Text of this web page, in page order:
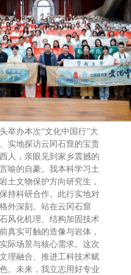
举办本次“文化中国行”大
实地探访云冈石窟的宝贵
人，亲眼见到家乡震撼的
喻的自豪。我本科学习土
土文物保护方向研究生，
持科研合作。此行实地对
外深刻。站在云冈石窟
风化机理、结构加固技术
真实可触的造像与岩体，
际场景与核心需求。这次
理融合、推进工科技术赋
。未来，我立志用好专业